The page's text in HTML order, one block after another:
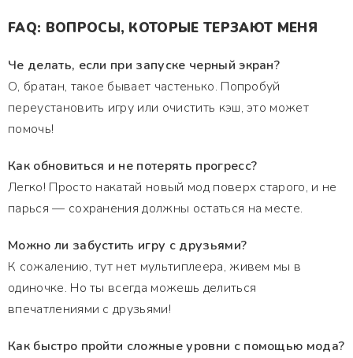
FAQ: ВОПРОСЫ, КОТОРЫЕ ТЕРЗАЮТ МЕНЯ
Че делать, если при запуске черный экран?
О, братан, такое бывает частенько. Попробуй
переустановить игру или очистить кэш, это может
помочь!
Как обновиться и не потерять прогресс?
Легко! Просто накатай новый мод поверх старого, и не
парься — сохранения должны остаться на месте.
Можно ли забустить игру с друзьями?
К сожалению, тут нет мультиплеера, живем мы в
одиночке. Но ты всегда можешь делиться
впечатлениями с друзьями!
Как быстро пройти сложные уровни с помощью мода?